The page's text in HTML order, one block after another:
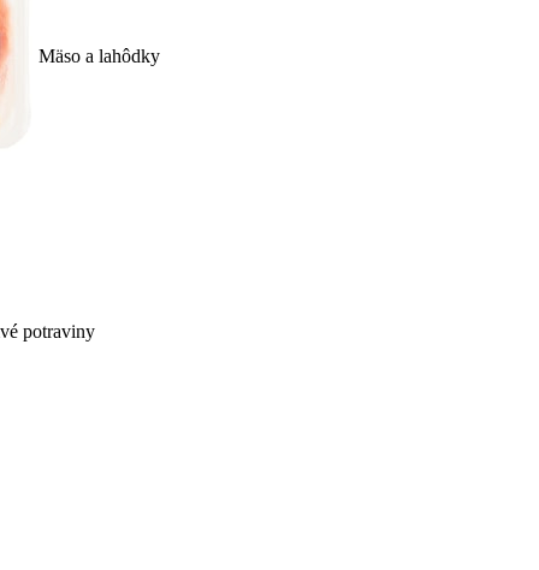
Mäso a lahôdky
potraviny